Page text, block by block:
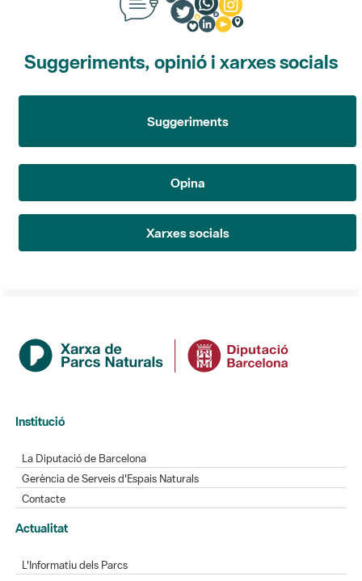
Suggeriments, opinió i xarxes socials
Suggeriments
Opina
Xarxes socials
Institució
La Diputació de Barcelona
Gerència de Serveis d'Espais Naturals
Contacte
Actualitat
L'Informatiu dels Parcs